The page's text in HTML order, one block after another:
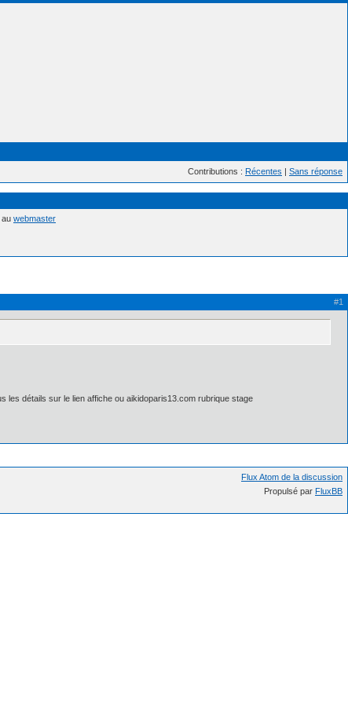
Contributions : Récentes | Sans réponse
au webmaster
#1
les détails sur le lien affiche ou aikidoparis13.com rubrique stage
Flux Atom de la discussion
Propulsé par FluxBB